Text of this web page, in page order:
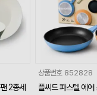
2종세
상품번호 852828
플씨드 파스텔 에어 스윙